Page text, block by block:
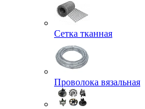
Сетка тканная
Проволока вязальная